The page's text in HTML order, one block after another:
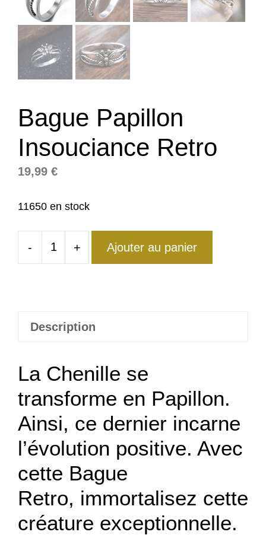
Bague Papillon
Insouciance Retro
19,99 €
11650 en stock
-
quantité
Insouciance
+ Ajouter au panier
Description
La Chenille se
transforme en Papillon.
Ainsi, ce dernier incarne
l’évolution positive. Avec
cette Bague
Retro, immortalisez cette
créature exceptionnelle.